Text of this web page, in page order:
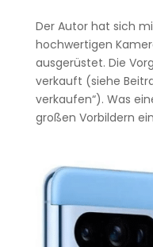
Der Autor hat sich
hochwertigen
ausgerüstet. Die
verkauft (siehe
verkaufen“). Was
großen Vorbildern